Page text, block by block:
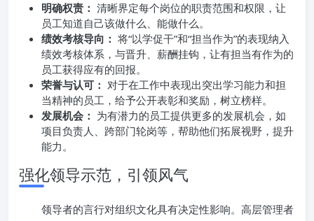
明确权责： 清晰界定每个岗位的职责范围和权限，让
员工知道自己该做什么、能做什么。
绩效考核导向： 将“以学促干”和“担当作为”的表现纳入
绩效考核体系，与晋升、薪酬挂钩，让有担当有作为的
员工获得应有的回报。
荣誉与认可： 对于在工作中表现出突出学习能力和担
当精神的员工，给予公开表彰和奖励，树立榜样。
发展机会： 为有潜力的员工提供更多的发展机会，如
项目负责人、跨部门轮岗等，帮助他们拓展视野，提升
能力。
强化领导示范，引领风气
领导者的言行对组织文化具有决定性影响。高层管理者